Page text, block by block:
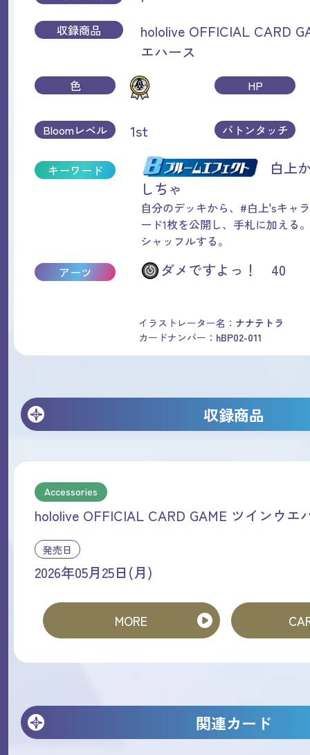
収録商品
hololive OFFICIAL CARD
エハース
色 HP
Bloomレベル 1st バトンタッチ
キーワード
白上
しちゃ
自分のデッキから、#白上'sキャ
ード1枚を公開し、手札に加える
シャッフルする。
アーツ
ダメですよっ！ 40
イラストレーター名： ナナテトラ
カードナンバー： hBP02-011
収録商品
Accessories
hololive OFFICIAL CARD GAME ツインウエ
発売日
2026年05月25日(月)
MORE
関連カード